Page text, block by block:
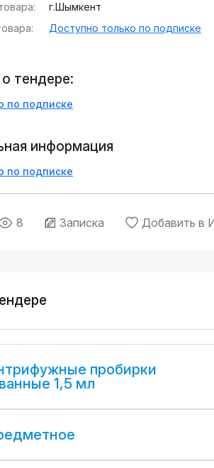
г.Шымкент
Доступно только по подписке
тендере:
по подписке
информация
по подписке
8 Записка Добавить в
пробирки
1,5 мл